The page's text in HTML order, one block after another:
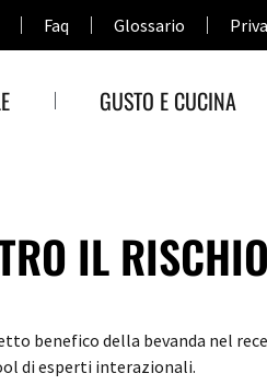
Faq Glossario
GUSTO E CUCINA
IL
benefico della bevanda nel
di esperti interazionali.